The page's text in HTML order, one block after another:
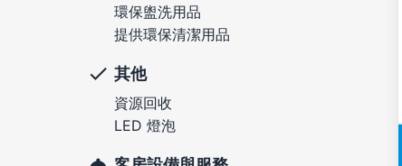
環保盥洗用品
提供環保清潔用品
其他
資源回收
LED 燈泡